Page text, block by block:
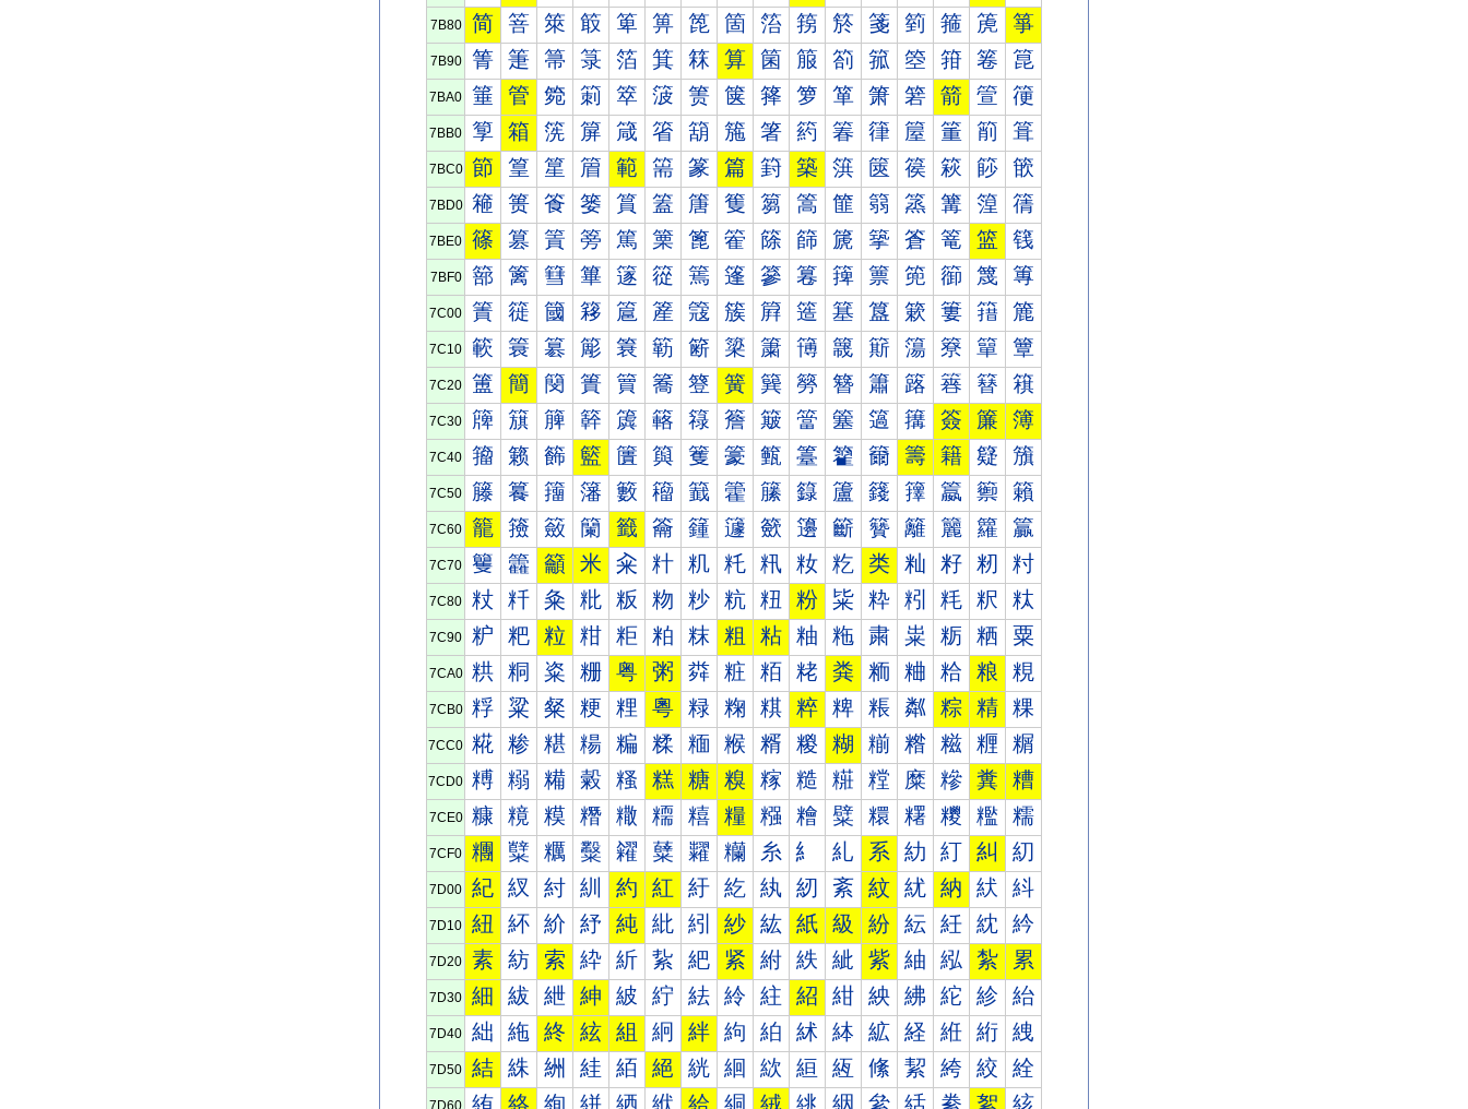
7B80 简 箁 箂 箃 箄 箅 箆 箇 箈 箉 箊 箋 箌 箍 箎 箏
7B90 箐 箑 箒 箓 箔 箕 箖 算 箘 箙 箚 箛 箜 箝 箞 箟
7BA0 箠 管 箢 箣 箤 箥 箦 箧 箨 箩 箪 箫 箬 箭 箮 箯
7BB0 箰 箱 箲 箳 箴 箵 箶 箷 箸 箹 箺 箻 箼 箽 箾 箿
7BC0 節 篁 篂 篃 範 篅 篆 篇 篈 築 篊 篋 篌 篍 篎 篏
7BD0 篐 篑 篒 篓 篔 篕 篖 篗 篘 篙 篚 篛 篜 篝 篞 篟
7BE0 篠 篡 篢 篣 篤 篥 篦 篧 篨 篩 篪 篫 篬 篭 篮 篯
7BF0 篰 篱 篲 篳 篴 篵 篶 篷 篸 篹 篺 篻 篼 篽 篾 篿
7C00 簀 簁 簂 簃 簄 簅 簆 簇 簈 簉 簊 簋 簌 簍 簎 簏
7C10 簐 簑 簒 簓 簔 簕 簖 簗 簘 簙 簚 簛 簜 簝 簞 簟
7C20 簠 簡 簢 簣 簤 簥 簦 簧 簨 簩 簪 簫 簬 簭 簮 簯
7C30 簰 簱 簲 簳 簴 簵 簶 簷 簸 簹 簺 簻 簼 簽 簾 簿
7C40 籀 籁 籂 籃 籄 籅 籆 籇 籈 籉 籊 籋 籌 籍 籎 籏
7C50 籐 籑 籒 籓 籔 籕 籖 籗 籘 籙 籚 籛 籜 籝 籞 籟
7C60 籠 籡 籢 籣 籤 籥 籦 籧 籨 籩 籪 籫 籬 籭 籮 籯
7C70 籰 籱 籲 米 籴 籵 籶 籷 籸 籹 籺 类 籼 籽 籾 籿
7C80 粀 粁 粂 粃 粄 粅 粆 粇 粈 粉 粊 粋 粌 粍 粎 粏
7C90 粐 粑 粒 粓 粔 粕 粖 粗 粘 粙 粚 粛 粜 粝 粞 粟
7CA0 粠 粡 粢 粣 粤 粥 粦 粧 粨 粩 粪 粫 粬 粭 粮 粯
7CB0 粰 粱 粲 粳 粴 粵 粶 粷 粸 粹 粺 粻 粼 粽 精 粿
7CC0 糀 糁 糂 糃 糄 糅 糆 糇 糈 糉 糊 糋 糌 糍 糎 糏
7CD0 糐 糑 糒 糓 糔 糕 糖 糗 糘 糙 糚 糛 糜 糝 糞 糟
7CE0 糠 糡 糢 糣 糤 糥 糦 糧 糨 糩 糪 糫 糬 糭 糮 糯
7CF0 糰 糱 糲 糳 糴 糵 糶 糷 糸 糹 糺 系 糼 糽 糾 糿
7D00 紀 紁 紂 紃 約 紅 紆 紇 紈 紉 紊 紋 紌 納 紎 紏
7D10 紐 紑 紒 紓 純 紕 紖 紗 紘 紙 級 紛 紜 紝 紞 紟
7D20 素 紡 索 紣 紤 紥 紦 紧 紨 紩 紪 紫 紬 紭 紮 累
7D30 細 紱 紲 紳 紴 紵 紶 紷 紸 紹 紺 紻 紼 紽 紾 紿
7D40 絀 絁 終 絃 組 絅 絆 絇 絈 絉 絊 絋 経 絍 絎 絏
7D50 結 絑 絒 絓 絔 絕 絖 絗 絘 絙 絚 絛 絜 絝 絞 絟
7D60 絠 絡 絢 絣 絤 絥 給 絧 絨 絩 絪 絫 絬 絭 絮 絯